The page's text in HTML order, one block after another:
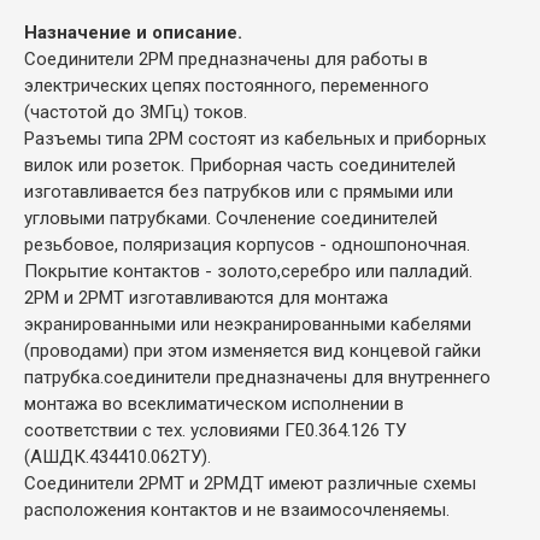
Назначение и описание.
Соединители 2РМ предназначены для работы в
электрических цепях постоянного, переменного
(частотой до 3МГц) токов.
Разъемы типа 2РМ состоят из кабельных и приборных
вилок или розеток. Приборная часть соединителей
изготавливается без патрубков или с прямыми или
угловыми патрубками. Сочленение соединителей
резьбовое, поляризация корпусов - одношпоночная.
Покрытие контактов - золото,серебро или палладий.
2РМ и 2РМТ изготавливаются для монтажа
экранированными или неэкранированными кабелями
(проводами) при этом изменяется вид концевой гайки
патрубка.соединители предназначены для внутреннего
монтажа во всеклиматическом исполнении в
соответствии с тех. условиями ГЕ0.364.126 ТУ
(АШДК.434410.062ТУ).
Соединители 2РМТ и 2РМДТ имеют различные схемы
расположения контактов и не взаимосочленяемы.